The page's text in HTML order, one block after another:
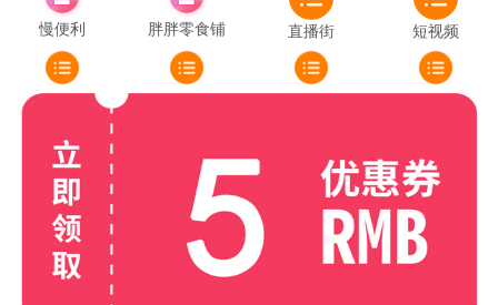
慢便利 胖胖零食铺 直播街 短视频